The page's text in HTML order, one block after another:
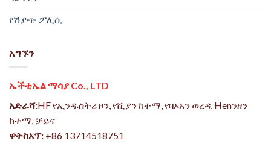
የሽያጭ ፖሊሲ
አግኙን
ኤችቲኤል ማሳያ Co., LTD
አድራሻ:HF የኢንዱስትሪ ዞን, የሺያን ከተማ, የባኦአን ወረዳ, Henንዘን
ከተማ, ቻይና
ዋትስአፕ: +86 13714518751